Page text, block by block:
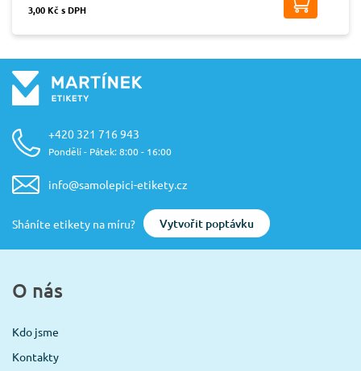
3,00 Kč s DPH
+420 321 716 943
Pondělí - Pátek: 8:00 - 16:00
info@samolepici-etikety.cz
Sháníte etikety na míru? Vytvořit poptávku
O nás
Kdo jsme
Kontakty